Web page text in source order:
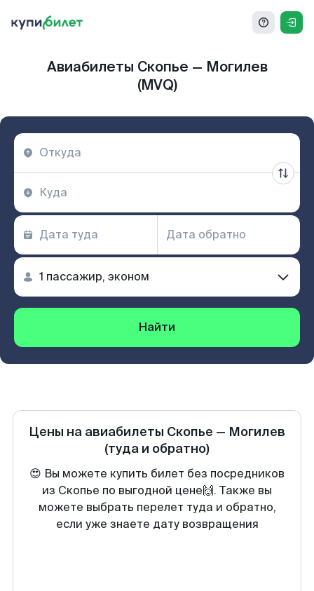
Авиабилеты Скопье — Могилев
(MVQ)
Найти
Цены на авиабилеты Скопье — Могилев
(туда и обратно)
😍 Вы можете купить билет без посредников
из Скопье по выгодной цене🙌. Также вы
можете выбрать перелет туда и обратно,
если уже знаете дату возвращения